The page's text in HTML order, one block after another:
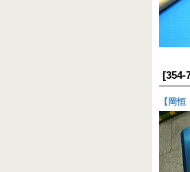
【 岡